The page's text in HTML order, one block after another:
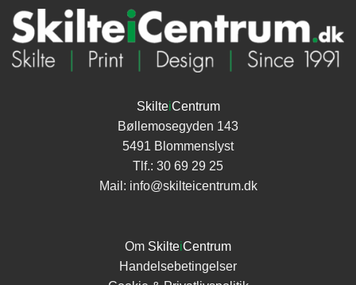
SkilteiCentrum
Bøllemosegyden 143
5491 Blommenslyst
Tlf.: 30 69 29 25
Mail: info@skilteicentrum.dk
Om SkilteiCentrum
Handelsebetingelser